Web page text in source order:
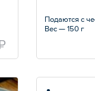
Подаются с
Вес — 150 г